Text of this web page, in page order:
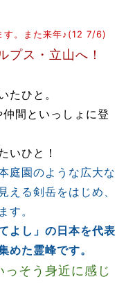
す。また来年♪(12 7/6)
プス・立山へ！
たひと。
間といっしょに登
いひと！
庭園のような広大な
える剣岳をはじめ、
す。
よし」の日本を代表
めた霊峰です。
そう身近に感じ